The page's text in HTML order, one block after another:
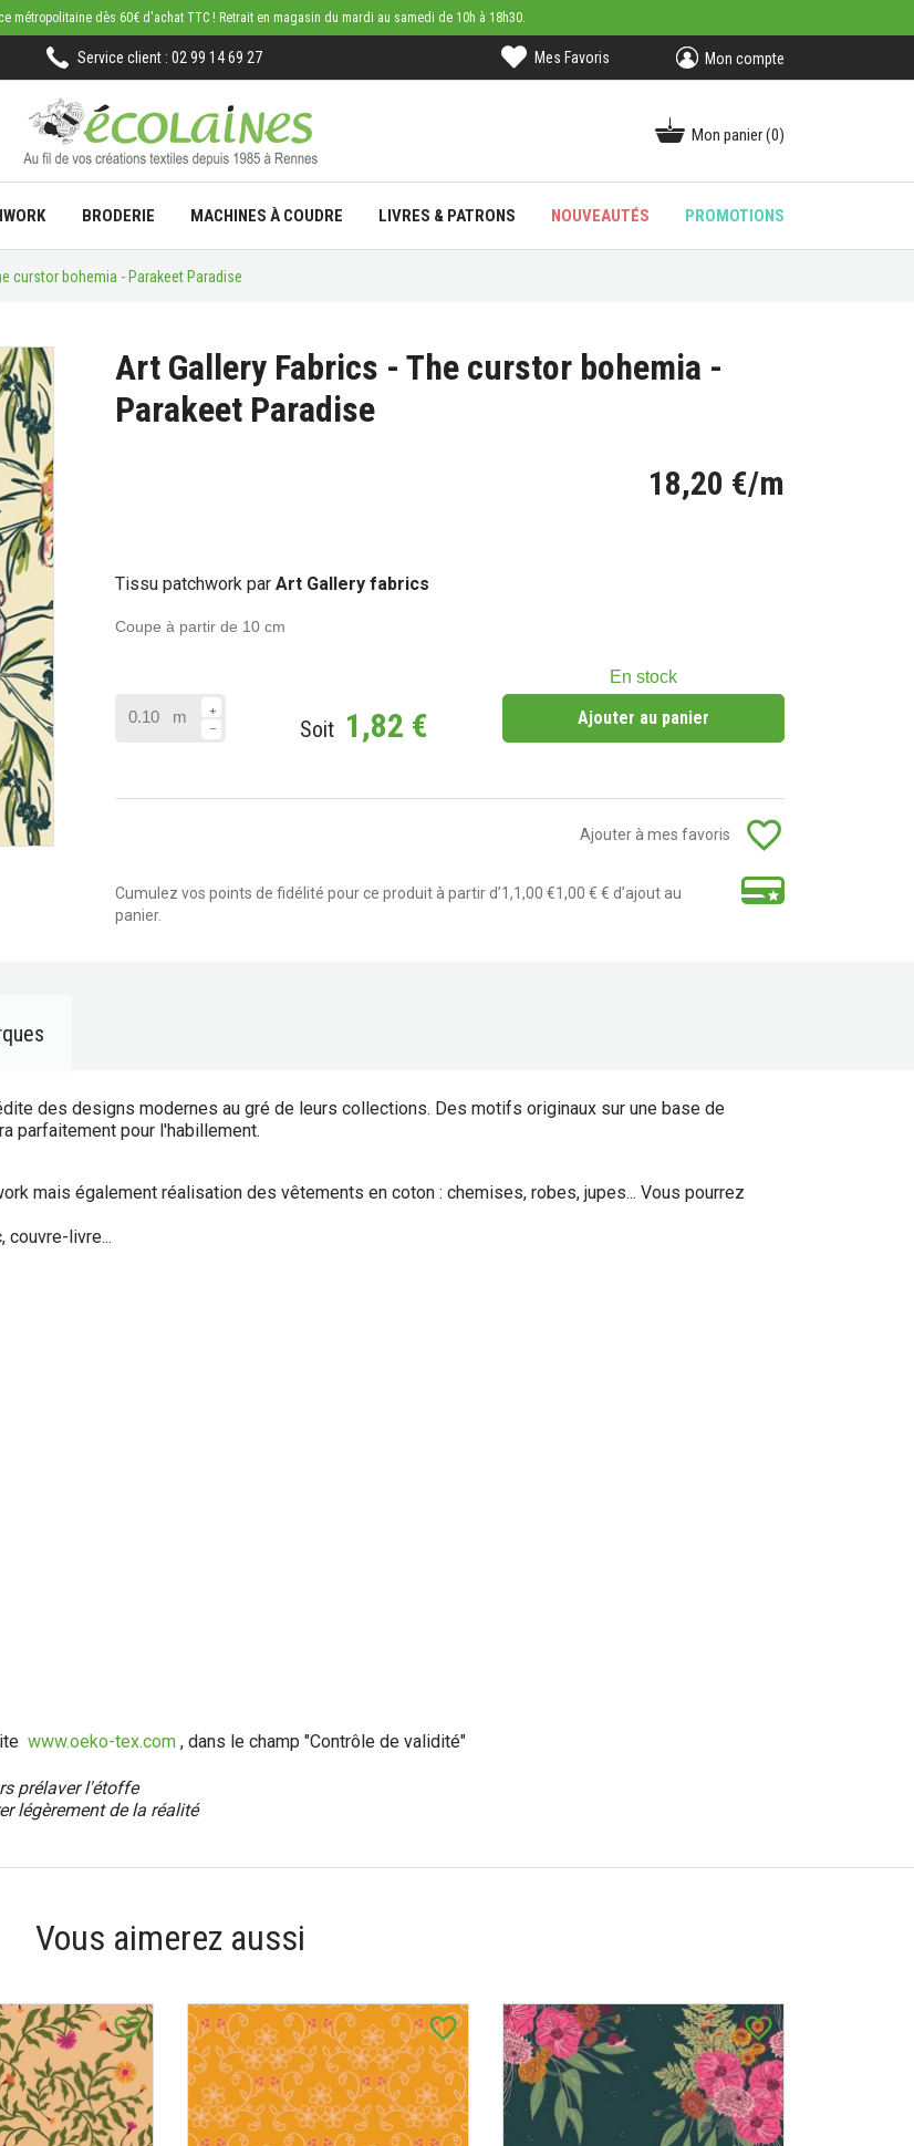
métropolitaine dès 60€ d'achat TTC ! Retrait en magasin du mardi au samedi de 10h à 18h30.
Service client : 02 99 14 69 27 Mes Favoris Mon compte
Mon panier(0)
BRODERIE MACHINES À COUDRE LIVRES & PATRONS NOUVEAUTÉS PROMOTIONS
curstor bohemia - Parakeet Paradise
Art Gallery Fabrics - The curstor bohemia -
Parakeet Paradise
18,20 €/m
Tissu patchwork par Art Gallery fabrics
Coupe à partir de 10 cm
m Soit 1,82 €
En stock
Ajouter au panier
Ajouter à mes favoris favorite_border
Cumulez vos points de fidélité pour ce produit à partir d’1,1,00 €1,00 € € d’ajout au
panier.
des designs modernes au gré de leurs collections. Des motifs originaux sur une base de
parfaitement pour l'habillement.
mais également réalisation des vêtements en coton : chemises, robes, jupes... Vous pourrez
couvre-livre...
www.oeko-tex.com , dans le champ "Contrôle de validité"
prélaver l'étoffe
légèrementde la réalité
Vous aimerez aussi
favorite_border favorite_border favorite_border